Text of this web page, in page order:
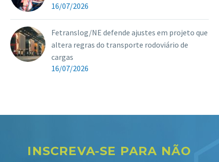
16/07/2026
Fetranslog/NE defende ajustes em projeto que
altera regras do transporte rodoviário de
cargas
16/07/2026
INSCREVA-SE PARA NÃO